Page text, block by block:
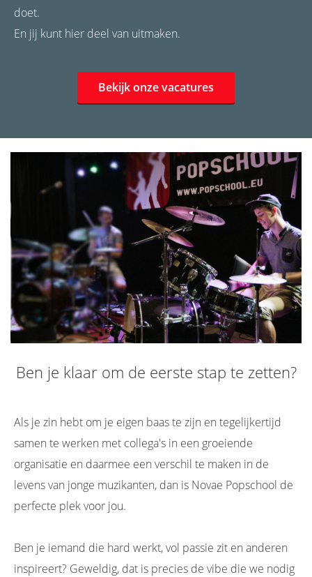
doet.
En jij kunt hier deel van uitmaken.
Bekijk onze vacatures
Ben je klaar om de eerste stap te zetten?
Als je zin hebt om je eigen baas te zijn en tegelijkertijd
samen te werken met collega's in een groeiende
organisatie en daarmee een verschil te maken in de
levens van jonge muzikanten, dan is Novae Popschool de
perfecte plek voor jou.
Ben je iemand die hard werkt, vol passie zit en anderen
inspireert? Geweldig, dat is precies de vibe die we nodig